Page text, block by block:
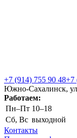
+7 (914) 755 90 48+7
Южно-Сахалинск,
Работаем:
Пн–Пт 10–18
Сб, Вс выходной
Контакты